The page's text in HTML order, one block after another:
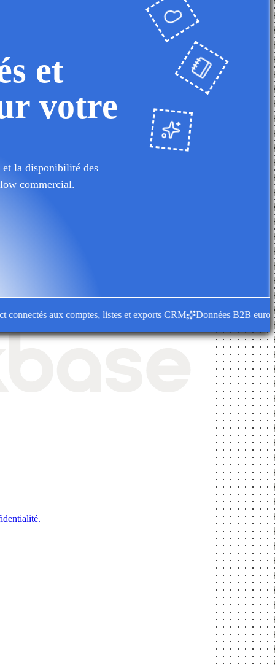
et
votre
et la disponibilité des
commercial.
aux comptes, listes et exports CRM Données B2B